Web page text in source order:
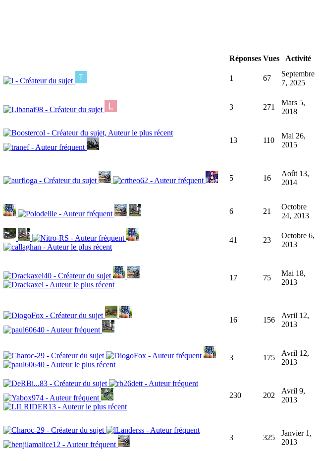
Réponses Vues
Activité
1 67
Septembre
7, 2025
3 271
Mars 5,
2018
13 110
Mai 26,
2015
5 16
Août 13,
2014
6 21
Octobre
24, 2013
41 23
Octobre 6,
2013
17 75
Mai 18,
2013
16 156
Avril 12,
2013
3 175
Avril 12,
2013
230 202
Avril 9,
2013
3 325
Janvier 1,
2013